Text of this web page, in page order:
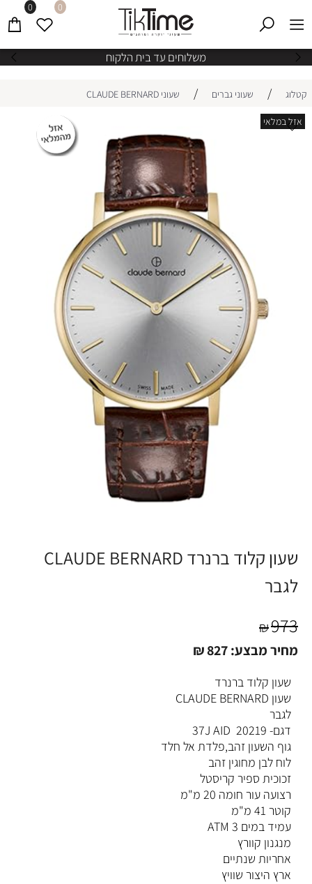
משלוחים עד בית הלקוח
0 0
קטלוג / שעוני גברים / שעוני CLAUDE BERNARD
אזל במלאי
שעון קלוד ברנרד CLAUDE BERNARD
לגבר
₪973
מחיר מבצע: ₪827
שעון קלוד ברנרד
שעון CLAUDE BERNARD
לגבר
דגם- 20219 37J AID
גוף השעון זהב,פלדת אל חלד
לוח לבן מחוגין זהב
זכוכית ספיר קריסטל
רצועה עור חומה 20 מ"מ
קוטר 41 מ"מ
עמיד במים 3 ATM
מנגנון קוורץ
אחריות שנתיים
ארץ היצור שוויץ